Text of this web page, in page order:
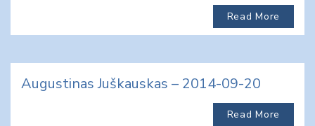
Read More
Augustinas Juškauskas – 2014-09-20
Read More